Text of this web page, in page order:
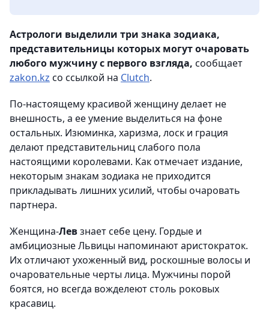
Астрологи выделили три знака зодиака,
представительницы которых могут очаровать
любого мужчину с первого взгляда, сообщает
zakon.kz со ссылкой на Clutch.
По-настоящему красивой женщину делает не
внешность, а ее умение выделиться на фоне
остальных. Изюминка, харизма, лоск и грация
делают представительниц слабого пола
настоящими королевами. Как отмечает издание,
некоторым знакам зодиака не приходится
прикладывать лишних усилий, чтобы очаровать
партнера.
Женщина-Левзнает себе цену. Гордые и
амбициозные Львицы напоминают аристократок.
Их отличают ухоженный вид, роскошные волосы и
очаровательные черты лица. Мужчины порой
боятся, но всегда вожделеют столь роковых
красавиц.